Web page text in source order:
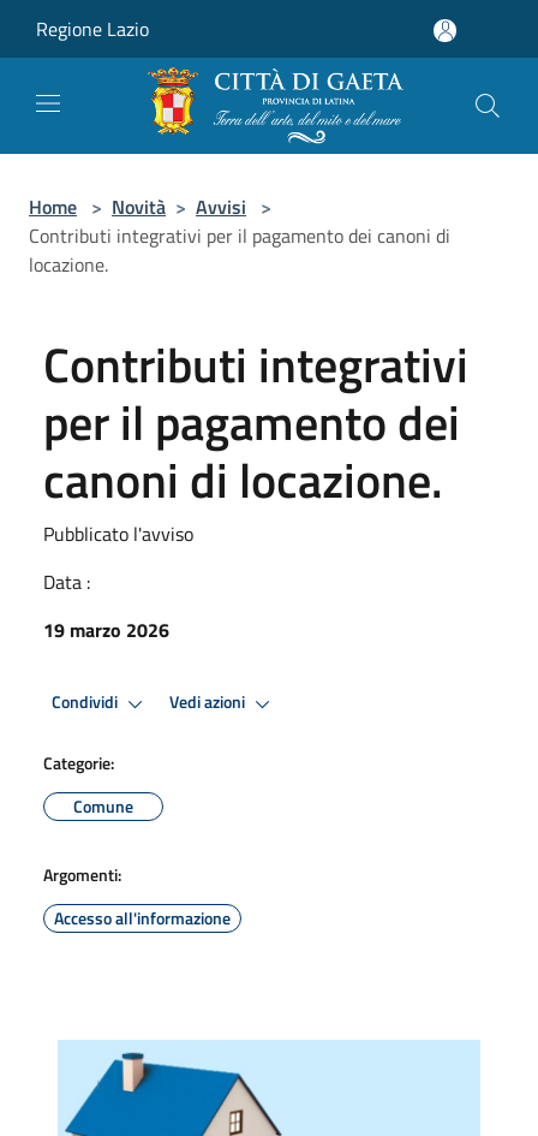
Regione Lazio
Home > Novità > Avvisi >
Contributi integrativi per il pagamento dei canoni di
locazione.
Contributi integrativi
per il pagamento dei
canoni di locazione.
Pubblicato l'avviso
Data :
19 marzo 2026
Condividi Vedi azioni
Categorie:
Comune
Argomenti:
Accesso all'informazione